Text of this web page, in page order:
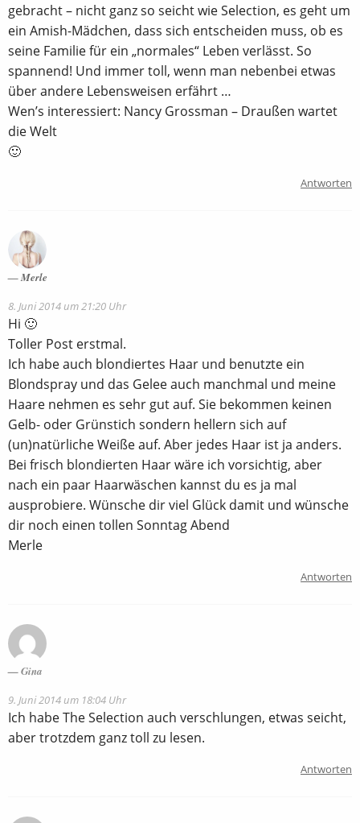
gebracht – nicht ganz so seicht wie Selection, es geht um
ein Amish-Mädchen, dass sich entscheiden muss, ob es
seine Familie für ein „normales“ Leben verlässt. So
spannend! Und immer toll, wenn man nebenbei etwas
über andere Lebensweisen erfährt …
Wen’s interessiert: Nancy Grossman – Draußen wartet
die Welt
🙂
Antworten
Merle
8. Juni 2014 um 21:20 Uhr
Hi 🙂
Toller Post erstmal.
Ich habe auch blondiertes Haar und benutzte ein
Blondspray und das Gelee auch manchmal und meine
Haare nehmen es sehr gut auf. Sie bekommen keinen
Gelb- oder Grünstich sondern hellern sich auf
(un)natürliche Weiße auf. Aber jedes Haar ist ja anders.
Bei frisch blondierten Haar wäre ich vorsichtig, aber
nach ein paar Haarwäschen kannst du es ja mal
ausprobiere. Wünsche dir viel Glück damit und wünsche
dir noch einen tollen Sonntag Abend
Merle
Antworten
Gina
9. Juni 2014 um 18:04 Uhr
Ich habe The Selection auch verschlungen, etwas seicht,
aber trotzdem ganz toll zu lesen.
Antworten